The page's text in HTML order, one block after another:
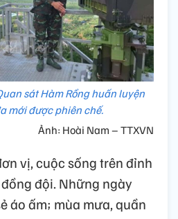
sát Hàm Rồng huấn luyện
mới được phiên chế.
Ảnh: Hoài Nam – TTXVN
vị, cuộc sống trên đỉnh
đội. Những ngày
áo ấm; mùa mưa, quần